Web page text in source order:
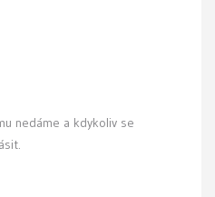
nedáme a kdykoliv se